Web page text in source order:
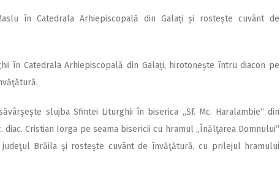
în Catedrala Arhiepiscopală din Galați și rostește cuvânt de
în Catedrala Arhiepis­copală din Galați, hirotonește întru diacon pe
slujba Sfintei Liturghii în biserica ,,Sf. Mc. Haralambie“ din
Cristian Iorga pe seama bisericii cu hramul „Înălţarea Domnului“
Brăila şi rosteşte cuvânt de învăţătură, cu prilejul hramului